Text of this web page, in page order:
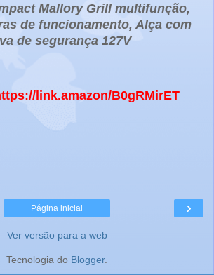
Mallory Grill multifunção,
de funcionamento, Alça com
de segurança 127V
link.amazon/B0gRMirET
›
Página inicial
Ver versão para a web
Tecnologia do Blogger.